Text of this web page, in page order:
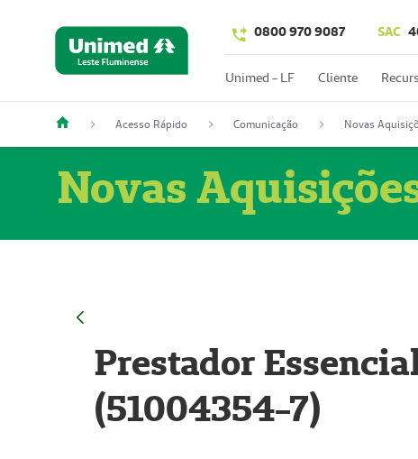
0800 970 9087 SAC
Unimed - LF Cliente
Acesso Rápido Comunicação Novas
Novas
Prestador
(51004354-7)